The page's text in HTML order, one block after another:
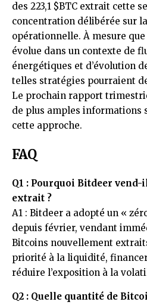
des 223,1 $BTC extrait cette
concentration délibérée sur
opérationnelle. À mesure
évolue dans un contexte de
énergétiques et d’évolution
telles stratégies pourraient
Le prochain rapport
de plus amples informations
cette approche.
FAQ
Q1 : Pourquoi Bitdeer
extrait ?
A1 : Bitdeer a adopté un «
depuis février, vendant
Bitcoins nouvellement
priorité à la liquidité,
réduire l’exposition à la
Q2 : Quelle quantité de